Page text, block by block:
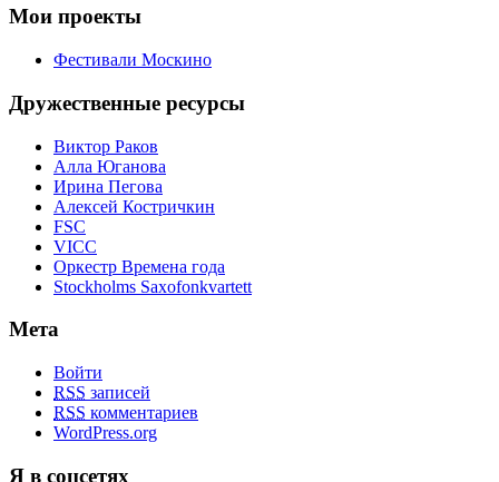
Мои проекты
Фестивали Москино
Дружественные ресурсы
Виктор Раков
Алла Юганова
Ирина Пегова
Алексей Костричкин
FSC
VICC
Оркестр Времена года
Stockholms Saxofonkvartett
Мета
Войти
RSS записей
RSS комментариев
WordPress.org
Я в соцсетях